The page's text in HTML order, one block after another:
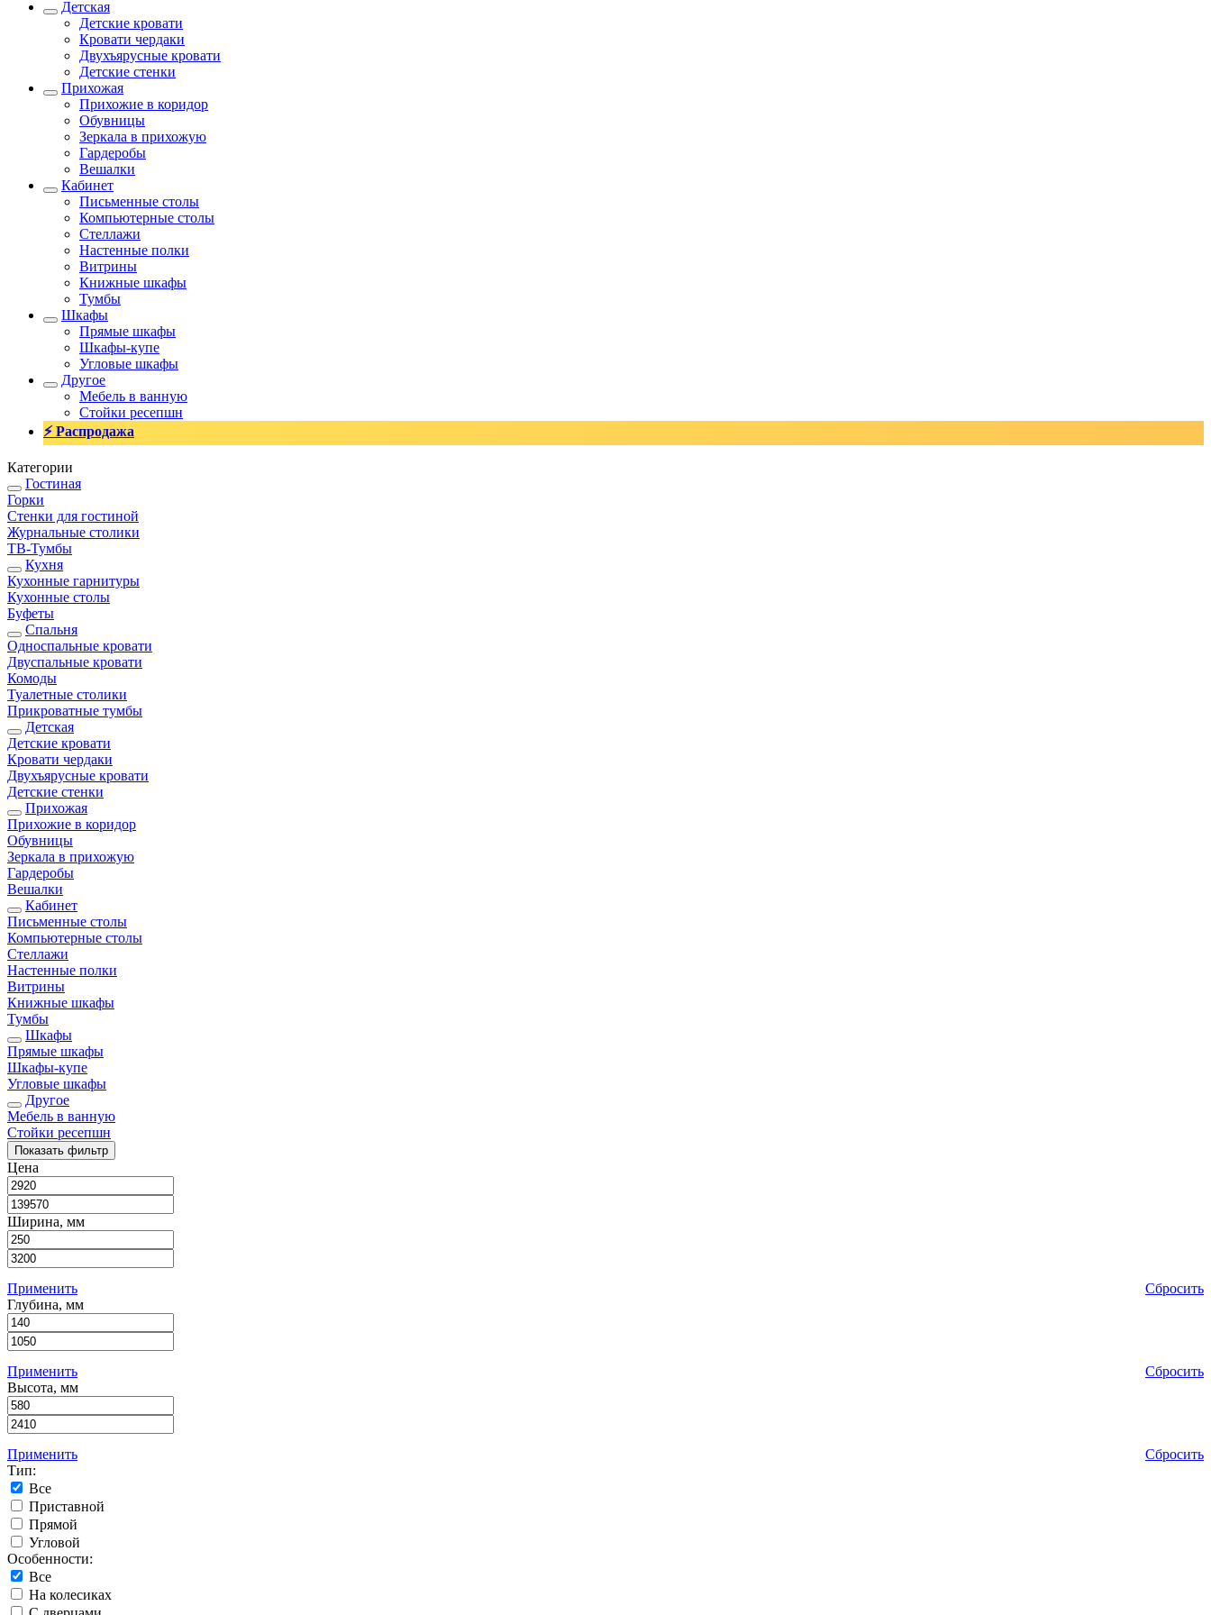
Детская
Детские кровати
Кровати чердаки
Двухъярусные кровати
Детские стенки
Прихожая
Прихожие в коридор
Обувницы
Зеркала в прихожую
Гардеробы
Вешалки
Кабинет
Письменные столы
Компьютерные столы
Стеллажи
Настенные полки
Витрины
Книжные шкафы
Тумбы
Шкафы
Прямые шкафы
Шкафы-купе
Угловые шкафы
Другое
Мебель в ванную
Стойки ресепшн
⚡ Распродажа
Категории
Гостиная
Горки
Стенки для гостиной
Журнальные столики
TВ-Тумбы
Кухня
Кухонные гарнитуры
Кухонные столы
Буфеты
Спальня
Односпальные кровати
Двуспальные кровати
Комоды
Туалетные столики
Прикроватные тумбы
Детская
Детские кровати
Кровати чердаки
Двухъярусные кровати
Детские стенки
Прихожая
Прихожие в коридор
Обувницы
Зеркала в прихожую
Гардеробы
Вешалки
Кабинет
Письменные столы
Компьютерные столы
Стеллажи
Настенные полки
Витрины
Книжные шкафы
Тумбы
Шкафы
Прямые шкафы
Шкафы-купе
Угловые шкафы
Другое
Мебель в ванную
Стойки ресепшн
Показать фильтр
Цена
Ширина, мм
Применить
Сбросить
Глубина, мм
Применить
Сбросить
Высота, мм
Применить
Сбросить
Тип:
Все
Приставной
Прямой
Угловой
Особенности:
Все
На колесиках